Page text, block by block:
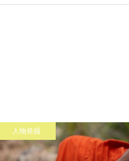
人物発掘